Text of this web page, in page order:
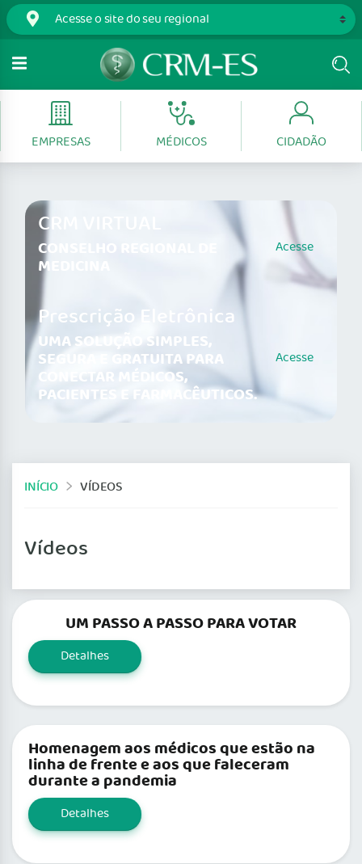
EMPRESAS MÉDICOS CIDADÃO
CRM VIRTUAL
CONSELHO REGIONAL DE
MEDICINA
Acesse
Prescrição Eletrônica
UMA SOLUÇÃO SIMPLES,
SEGURA E GRATUITA PARA
CONECTAR MÉDICOS,
PACIENTES E FARMACÊUTICOS.
Acesse
INÍCIO VÍDEOS
Vídeos
UM PASSO A PASSO PARA VOTAR
Detalhes
Homenagem aos médicos que estão na
linha de frente e aos que faleceram
durante a pandemia
Detalhes